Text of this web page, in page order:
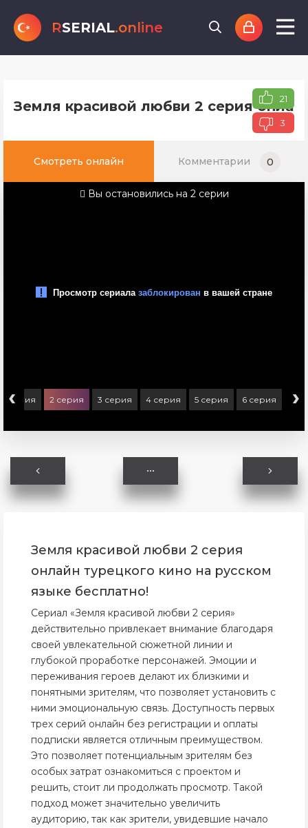
RSERIAL.online
Земля красивой любви 2 серия 21
3
Смотреть онлайн Комментарии 0
Вы остановились на 2 серии
‹
1 серия 2 серия 3 серия 4 серия 5 серия 6 серия ›
Земля красивой любви 2 серия
онлайн турецкого кино на русском
языке бесплатно!
Сериал «Земля красивой любви 2 серия»
действительно привлекает внимание благодаря
своей увлекательной сюжетной линии и
глубокой проработке персонажей. Эмоции и
переживания героев делают их близкими и
понятными зрителям, что позволяет установить с
ними эмоциональную связь. Доступность первых
трех серий онлайн без регистрации и оплаты
подписки является отличным преимуществом.
Это позволяет потенциальным зрителям без
особых затрат ознакомиться с проектом и
решить, стоит ли продолжать просмотр. Такой
подход может значительно увеличить
аудиторию, так как зрители, увидевшие начало